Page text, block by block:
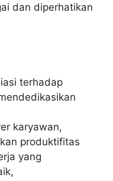
dan diperhatikan
terhadap
karyawan,
produktifitas
yang